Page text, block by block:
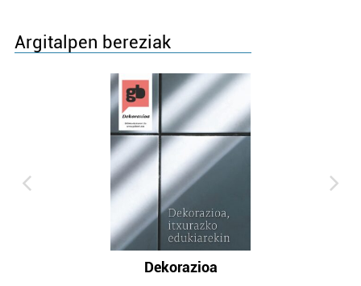
Argitalpen bereziak
Dekorazioa